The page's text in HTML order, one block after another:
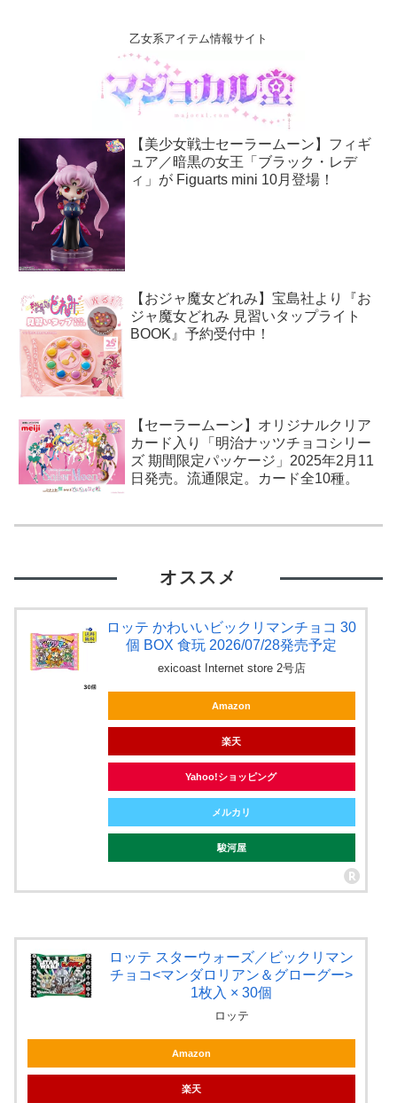
乙女系アイテム情報サイト
【美少女戦士セーラームーン】フィギ
ュア／暗黒の女王「ブラック・レデ
ィ」が Figuarts mini 10月登場！
【おジャ魔女どれみ】宝島社より『お
ジャ魔女どれみ 見習いタップライト
BOOK』予約受付中！
【セーラームーン】オリジナルクリア
カード入り「明治ナッツチョコシリー
ズ 期間限定パッケージ」2025年2月11
日発売。流通限定。カード全10種。
オススメ
ロッテ かわいいビックリマンチョコ 30
個 BOX 食玩 2026/07/28発売予定
exicoast Internet store 2号店
Amazon
楽天
Yahoo!ショッピング
メルカリ
駿河屋
ロッテ スターウォーズ／ビックリマン
チョコ<マンダロリアン＆グローグー>
1枚入 × 30個
ロッテ
Amazon
楽天